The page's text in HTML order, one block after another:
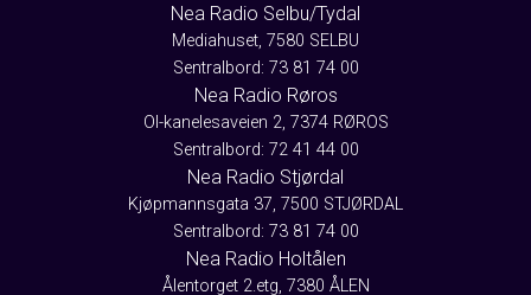
Nea Radio Selbu/Tydal
Mediahuset, 7580 SELBU
Sentralbord: 73 81 74 00
Nea Radio Røros
Ol-kanelesaveien 2, 7374 RØROS
Sentralbord: 72 41 44 00
Nea Radio Stjørdal
Kjøpmannsgata 37, 7500 STJØRDAL
Sentralbord: 73 81 74 00
Nea Radio Holtålen
Ålentorget 2.etg, 7380 ÅLEN